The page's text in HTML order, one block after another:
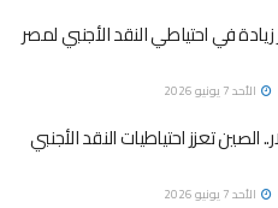
زيادة في احتياطي النقد الأجنبي لمصر
الأحد 7 يونيو 2026
الصين تعزز احتياطيات النقد الأجنبي
الأحد 7 يونيو 2026